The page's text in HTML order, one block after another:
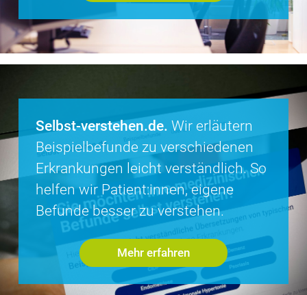
Selbst-verstehen.de. Wir erläutern
Beispiel­befunde zu verschiedenen
Erkrankungen leicht verständlich. So
helfen wir Patient:innen, eigene
Befunde besser zu verstehen.
Mehr erfahren